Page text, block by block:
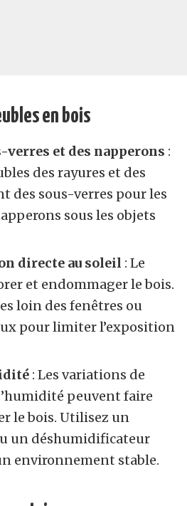
en bois
verres et des napperons :
des rayures et des
des sous-verres pour les
sous les objets
directe au soleil : Le
et endommager le bois.
loin des fenêtres ou
pour limiter l’exposition
: Les variations de
peuvent faire
le bois. Utilisez un
un déshumidificateur
environnement stable.